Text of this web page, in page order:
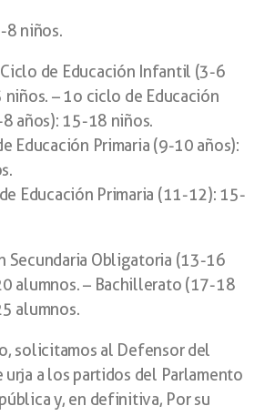
8 niños.
de Educación Infantil (3-6
niños. – 1o ciclo de Educación
8 años): 15-18 niños.
Educación Primaria (9-10 años):
Educación Primaria (11-12): 15-
Secundaria Obligatoria (13-16
alumnos. – Bachillerato (17-18
alumnos.
solicitamos al Defensor del
urja a los partidos del Parlamento
y, en definitiva, Por su